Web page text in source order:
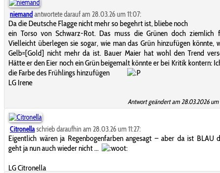
niemand antwortete darauf am 28.03.26 um 11:07:
Da die Deutsche Flagge nicht mehr so begehrt ist, bliebe noch
ein Torso von Schwarz-Rot. Das muss die Grünen doch ziemlich
Vielleicht überlegen sie sogar, wie man das Grün hinzufügen könnte,
Gelb=[Gold] nicht mehr da ist. Bauer Maier hat wohl den Trend
Hätte er den Eier noch ein Grün beigemalt könnte er bei Kritik kontern:
die Farbe des Frühlings hinzufügen
LG Irene
Antwort geändert am 28.03.2026 um
Citronellaschrieb daraufhin am 28.03.26 um 11:27:
Eigentlich wären ja Regenbogenfarben angesagt – aber da ist BLAU
geht ja nun auch wieder nicht ...
LG Citronella